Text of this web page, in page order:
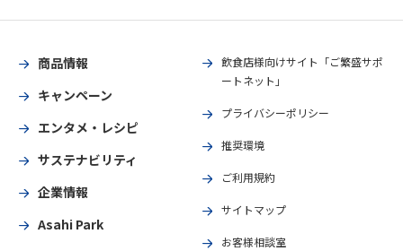
商品情報
キャンペーン
エンタメ・レシピ
サステナビリティ
企業情報
Asahi Park
飲食店様向けサイト「ご繁盛サポ
ートネット」
プライバシーポリシー
推奨環境
ご利用規約
サイトマップ
お客様相談室